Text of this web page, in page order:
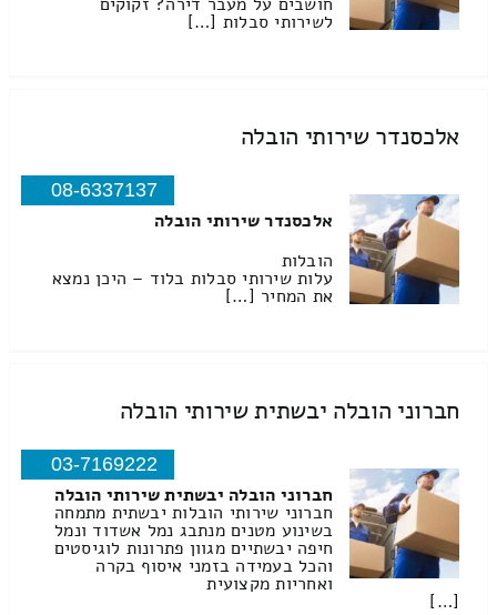
לשירותי סבלות […]
אלכסנדר שירותי הובלה
08-6337137
אלכסנדר שירותי הובלה
הובלות
עלות שירותי סבלות בלוד – היכן נמצא
את המחיר […]
חברוני הובלה יבשתית שירותי הובלה
03-7169222
חברוני הובלה יבשתית שירותי הובלה
חברוני שירותי הובלות יבשתית מתמחה
בשינוע מטנים מנתבג נמל אשדוד ונמל
חיפה יבשתיים מגוון פתרונות לוגיסטים
והכל בעמידה בזמני איסוף בקרה
ואחריות מקצועית
[…]